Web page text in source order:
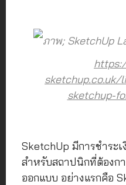
ภาพ; SketchUp
sketchup-
SketchUp มีการชำระ
สำหรับสถาปนิกที่ต้องก
ออกแบบ อย่างแรกคือ